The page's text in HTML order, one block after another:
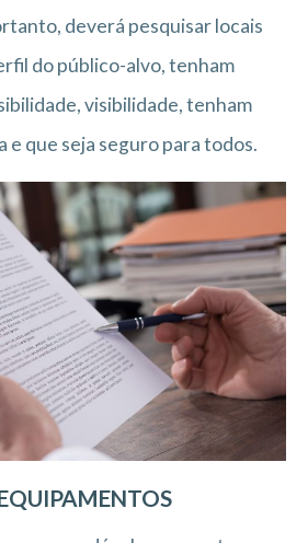
deverá pesquisar locais
do público-alvo, tenham
visibilidade, tenham
e que seja seguro para todos.